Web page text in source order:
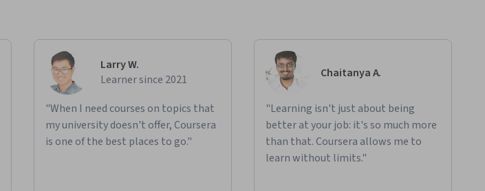
Larry W.
Learner since 2021
"When I need courses on topics that
my university doesn't offer, Coursera
is one of the best places to go."
Chaitanya A.
"Learning isn't just about being
better at your job: it's so much more
than that. Coursera allows me to
learn without limits."